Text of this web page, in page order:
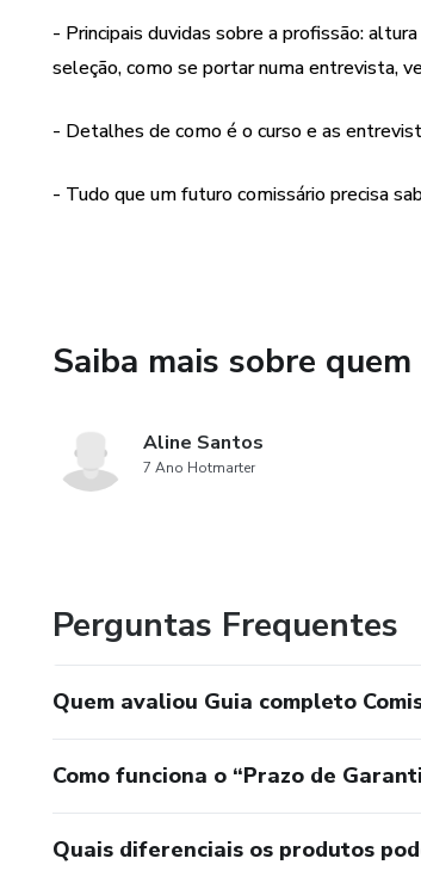
- Principais duvidas sobre a profissão:
seleção, como se portar numa entrevista,
- Detalhes de como é o curso e as
- Tudo que um futuro comissário precisa
Saiba mais sobre
Aline Santos
7 Ano Hotmarter
Perguntas Frequentes
Quem avaliou Guia completo
Como funciona o “Prazo de
Quais diferenciais os produtos